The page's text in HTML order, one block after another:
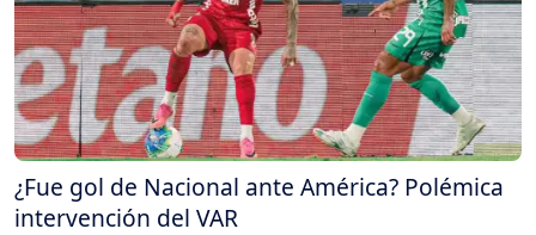
¿Fue gol de Nacional ante América? Polémica
intervención del VAR